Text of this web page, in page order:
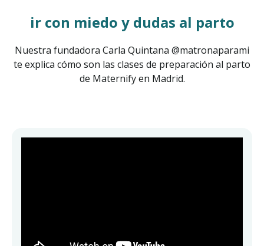
ir con miedo y dudas al parto
Nuestra fundadora Carla Quintana @matronaparami
te explica cómo son las clases de preparación al parto
de Maternify en Madrid.